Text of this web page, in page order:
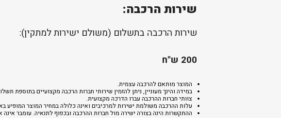
שירות הרכבה:
שירות הרכבה בתשלום (משולם ישירות למתקין):
200 ש"ח
המוצר מותאם להרכבה עצמית.
במידה והינך מעוניין, ניתן להזמין שירותי חברות הרכבה מקצועיים
צוותי חברות ההרכבה עברו הדרכה מקצועית.
עלות ההרכבה משולמת ישירות למרכיבים ואינה כלולה במחיר המוצר המופיע
ההתקשרות הינה בצורה ישירה מול חברות ההרכבה ובכפוף לתנאיה. עומבר